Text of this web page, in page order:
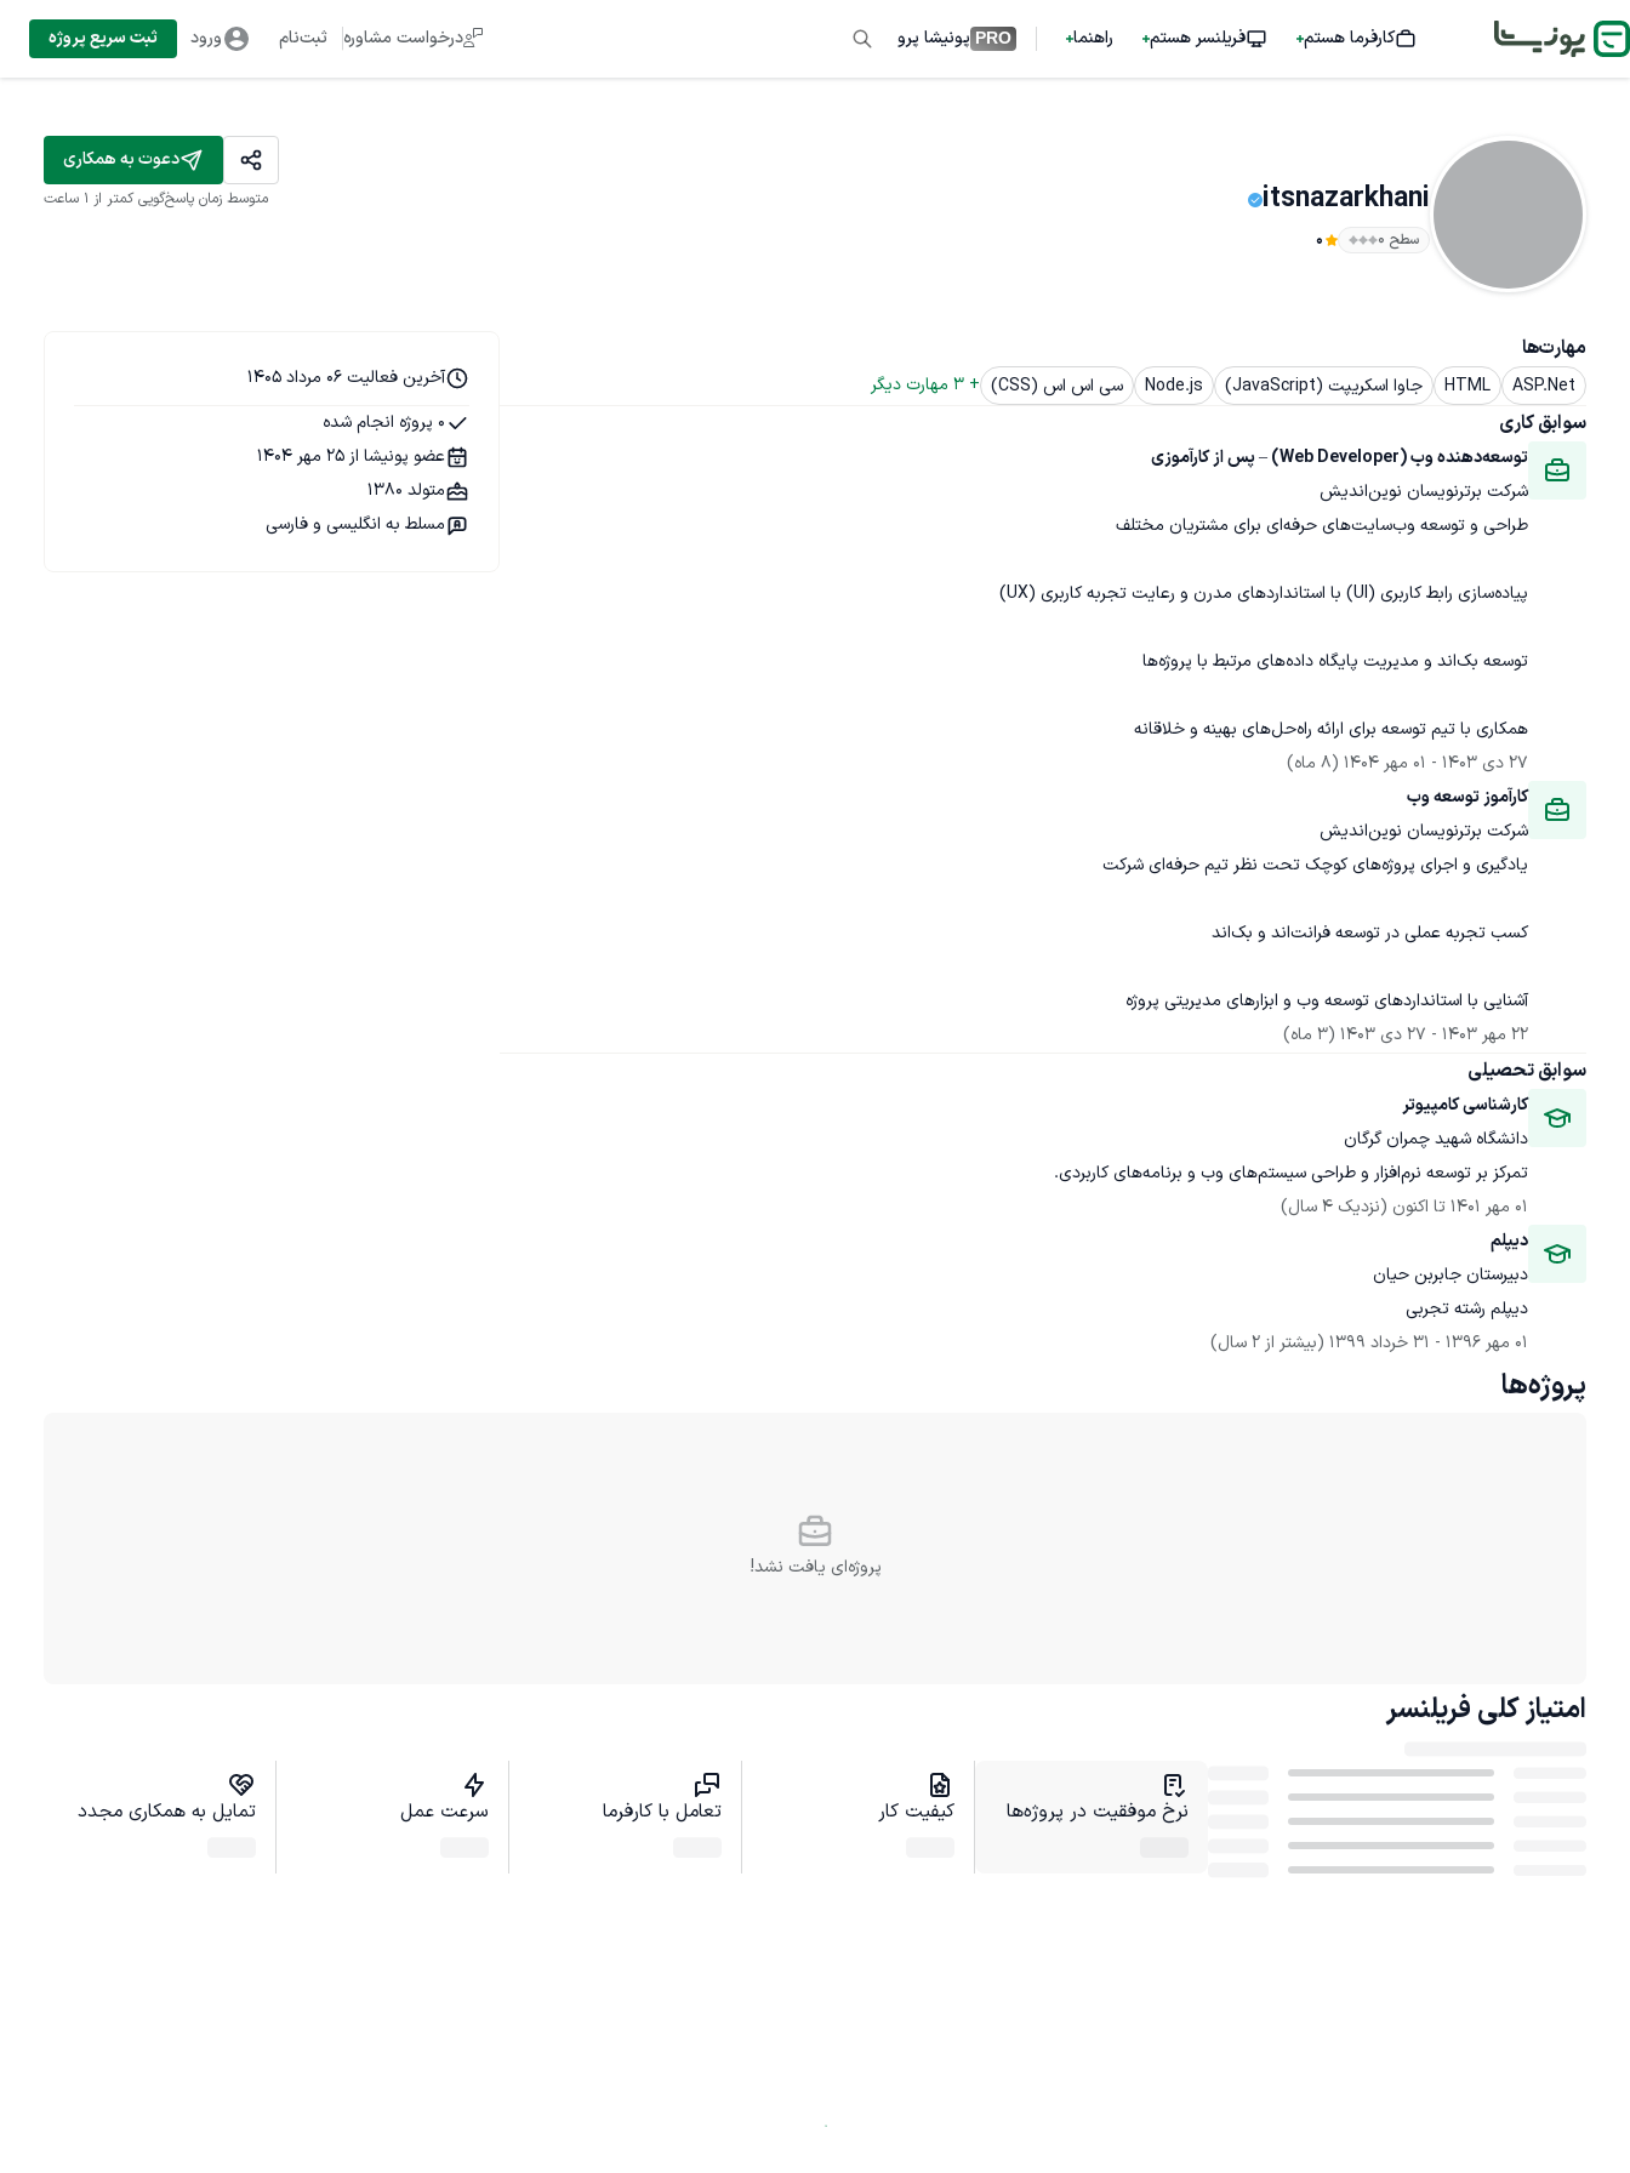
کارفرما هستم فریلنسر هستم راهنما PRO پونیشا پرو درخواست مشاوره ثبت‌نام ورود ثبت سریع پروژه
itsnazarkhani
سطح ۰ 0
دعوت به همکاری
متوسط زمان پاسخ‌گویی کمتر از 1 ساعت
مهارت‌ها
ASP.Net
HTML جاوا اسکریپت (JavaScript) Node.js سی اس اس (CSS) +
3 مهارت دیگر
سوابق کاری
توسعه‌دهنده وب (Web Developer) – پس از کارآموزی
شرکت برترنویسان نوین‌اندیش
همکاری با تیم توسعه برای ارائه راه‌حل‌های بهینه و خلاقانه
27 دی 1403
- 01 مهر 1404
(8 ماه)
کارآموز توسعه وب
شرکت برترنویسان نوین‌اندیش
آشنایی با استانداردهای توسعه وب و ابزارهای مدیریتی پروژه
22 مهر 1403
- 27 دی 1403 (3 ماه)
سوابق تحصیلی
کارشناسی کامپیوتر
دانشگاه شهید چمران گرگان
تمرکز بر توسعه نرم‌افزار و طراحی سیستم‌های وب و برنامه‌های کاربردی.
01 مهر 1401
تا اکنون (نزدیک 4 سال)
دیپلم
دبیرستان جابربن حیان
دیپلم رشته تجربی
01 مهر 1396
- 31 خرداد 1399 (بیشتر از 2 سال)
آخرین فعالیت 06 مرداد 1405
0 پروژه انجام شده
عضو پونیشا از 25 مهر 1404
متولد 1380
مسلط به انگلیسی و فارسی
پروژه‌ها
پروژه‌ای یافت نشد!
امتیاز کلی فریلنسر
نرخ موفقیت در پروژه‌ها کیفیت کار تعامل با کارفرما سرعت عمل تمایل به همکاری مجدد